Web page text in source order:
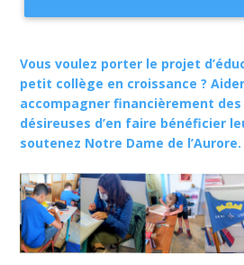
Vous voulez porter le projet
petit collège en croissance ?
accompagner financièrement
désireuses d’en faire bénéficier
soutenez Notre Dame de l’Aurore.